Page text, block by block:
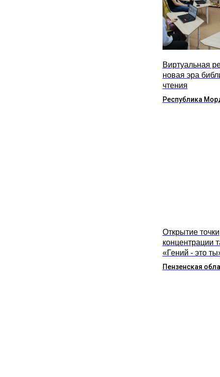
Виртуальная
новая эра
чтения
Республика
Открытие точки
концентрации
«Гений - это
Пензенская